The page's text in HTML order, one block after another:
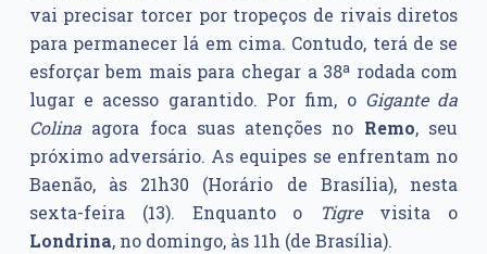
vai precisar torcer por tropeços de rivais diretos
para permanecer lá em cima. Contudo, terá de se
esforçar bem mais para chegar a 38ª rodada com
lugar e acesso garantido. Por fim, o Gigante da
Colinaagora foca suas atenções no Remo, seu
próximo adversário. As equipes se enfrentam no
Baenão, às 21h30 (Horário de Brasília), nesta
sexta-feira (13). Enquanto o
Tigrevisita o
Londrina, no domingo, às 11h (de Brasília).